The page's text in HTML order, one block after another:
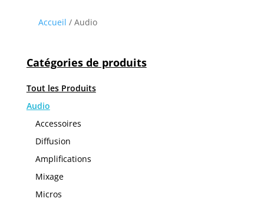
Accueil / Audio
Catégories de produits
Tout les Produits
Audio
Accessoires
Diffusion
Amplifications
Mixage
Micros